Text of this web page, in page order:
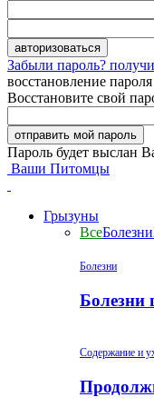
Забыли пароль?
восстановление пароля
Восстановите свой
Пароль будет выслан
Ваши Питомцы
Грызуны
ВсеБолезни
Болезни
Болезни
Содержание и